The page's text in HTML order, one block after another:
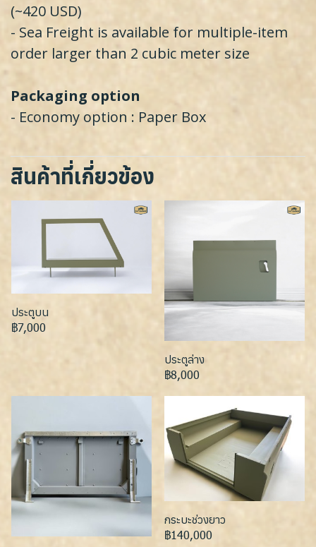
(~420 USD)
- Sea Freight is available for multiple-item
order larger than 2 cubic meter size
Packaging option
- Economy option : Paper Box
สินค้าที่เกี่ยวข้อง
ประตูบน
฿7,000
ประตูล่าง
฿8,000
กระบะช่วงยาว
฿140,000